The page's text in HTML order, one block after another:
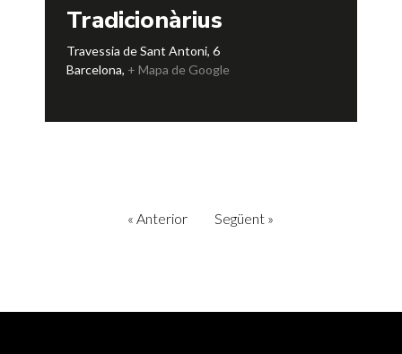
Tradicionàrius
Travessia de Sant Antoni, 6
Barcelona, + Mapa de Google
« Anterior Següent »